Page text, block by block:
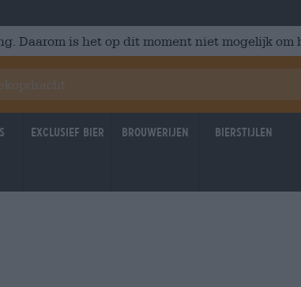
Daarom is het op dit moment niet mogelijk om
Exclusief Bier Brouwerijen Bierstijlen